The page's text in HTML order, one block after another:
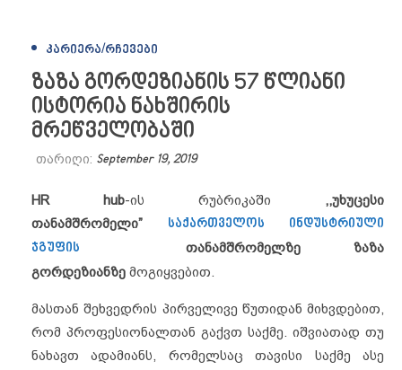
ᲙᲐᲠᲘᲔᲠᲐ/ᲠᲩᲔᲕᲔᲑᲘ
ზაზა გორდეზიანის 57 წლიანი
ისტორია ნახშირის
მრეწველობაში
თარიღი: September 19, 2019
HR hub-ის რუბრიკაში ,,უხუცესი
თანამშრომელი” საქართველოს ინდუსტრიული
ჯგუფის
თანამშრომელზე
ზაზა
გორდეზიანზე მოგიყვებით.
მასთან შეხვედრის პირველივე წუთიდან მიხვდებით,
რომ პროფესიონალთან გაქვთ საქმე. იშვიათად თუ
ნახავთ ადამიანს, რომელსაც თავისი საქმე ასე